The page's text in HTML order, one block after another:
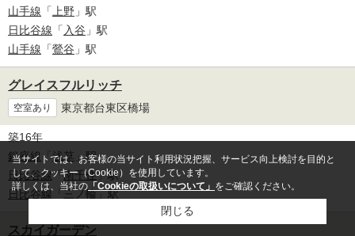
山手線 「上野 」駅
日比谷線 「 入谷 」駅
山手線 「鶯谷 」駅
グレイスフルリッチ
空室あり 東京都台東区橋場
築16年
銀座線 「浅草 」駅
日比谷線「南千住」駅
日比谷線「三ノ輪」駅
スカイガーデン
当サイトでは、お客様の当サイト利用状況把握、サービス向上検討を目的と
して、クッキー（Cookie）を使用しています。
詳しくは、当社の 「Cookieの取扱いについて」 をご確認ください。
閉じる